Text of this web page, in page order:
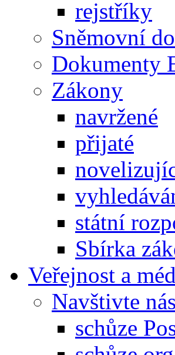
rejstříky
Sněmovní
Dokumenty
Zákony
navržené
přijaté
státní
Sbírka
Veřejnost a
Navštivte nás
schůze